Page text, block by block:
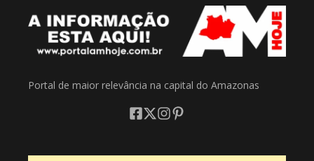
Portal de maior relevância na capital do Amazonas